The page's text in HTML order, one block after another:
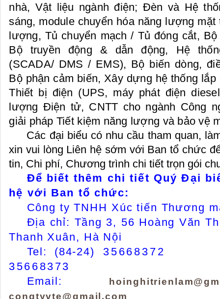
nhà, Vật liệu ngành điện; Đèn và Hệ
sáng, module chuyển hóa năng lượng
lượng, Tủ chuyển mạch / Tủ đóng cắt,
Bộ truyền động & dẫn động, Hệ
(SCADA/ DMS / EMS), Bộ biến dòng,
Bộ phận cảm biến, Xây dựng hệ thống
Thiết bị điện (UPS, máy phát điện
lượng Điện tử, CNTT cho ngành Công
giải pháp Tiết kiệm năng lượng và bảo
Các đại biểu có nhu cầu tham quan,
xin vui lòng Liên hệ sớm với Ban tổ chức
tin, Chi phí, Chương trình chi tiết trọn gói
Để biết thêm chi tiết Quý Đại
hệ với Ban tổ chức:
Công ty TNHH Xúc tiến Thương
Địa chỉ: Tầng 3, 56 Hoàng Văn
Thanh Xuân, Hà Nội
Tel: (84-24)
35668372
35668373
Email:
congtyvte@gmail.com